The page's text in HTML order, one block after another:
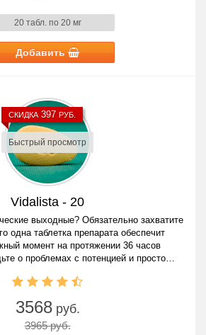
20 табл. по 20 мг
Добавить
Быстрый просмотр
СКИДКА397 РУБ.
Vidalista - 20
выходные? Обязательно захватите
одна таблетка препарата обеспечит
момент на протяжении 36 часов
о проблемах с потенцией и просто
3568руб.
3965 руб.